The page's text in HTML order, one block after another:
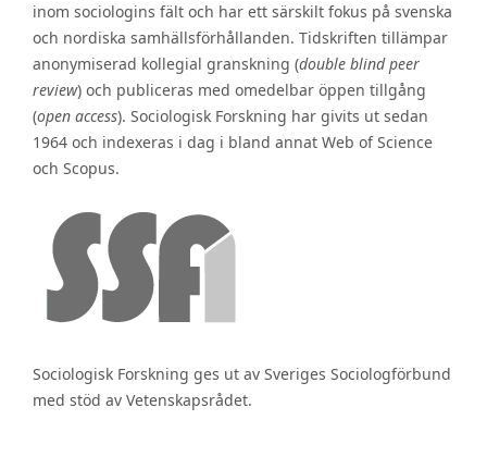
inom sociologins fält och har ett särskilt fokus på svenska
och nordiska samhällsförhållanden. Tidskriften tillämpar
anonymiserad kollegial granskning (double blind peer
review) och publiceras med omedelbar öppen tillgång
(open access). Sociologisk Forskning har givits ut sedan
1964 och indexeras i dag i bland annat Web of Science
och Scopus.
Sociologisk Forskning ges ut av Sveriges Sociologförbund
med stöd av Vetenskapsrådet.